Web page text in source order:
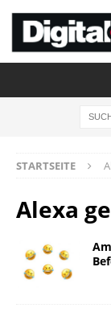
STARTSEITE
Alexa